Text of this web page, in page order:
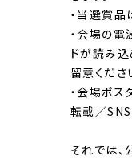
・当選賞品
・会場の電
ドが読み
留意くださ
・会場ポ
転載／SNS
それでは